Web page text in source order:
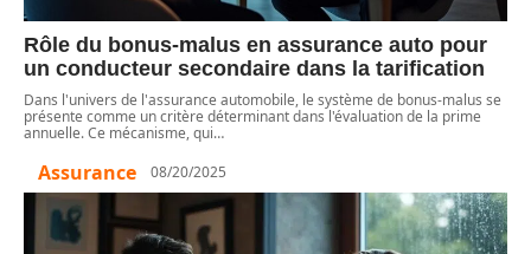
Rôle du bonus-malus en assurance auto pour
un conducteur secondaire dans la tarification
Dans l'univers de l'assurance automobile, le système de bonus-malus se
présente comme un critère déterminant dans l'évaluation de la prime
annuelle. Ce mécanisme, qui…
Assurance 08/20/2025